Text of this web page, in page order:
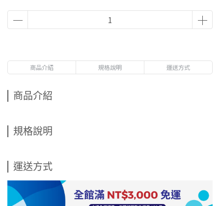
商品介紹 規格說明 運送方式
商品介紹
規格說明
運送方式